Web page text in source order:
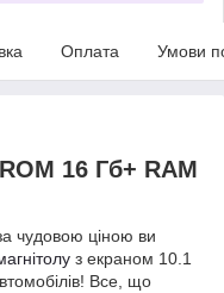
Оплата Умови
16 Гб+ RAM
чудовою ціною ви
з екраном 10.1
Все, що